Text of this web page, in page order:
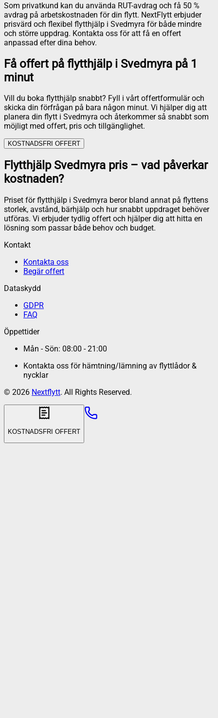
Som privatkund kan du använda RUT-avdrag och få 50 %
avdrag på arbetskostnaden för din flytt. NextFlytt erbjuder
prisvärd och flexibel flytthjälp i Svedmyra för både mindre
och större uppdrag. Kontakta oss för att få en offert
anpassad efter dina behov.
Få offert på flytthjälp i Svedmyra på 1
minut
Vill du boka flytthjälp snabbt? Fyll i vårt offertformulär och
skicka din förfrågan på bara någon minut. Vi hjälper dig att
planera din flytt i Svedmyra och återkommer så snabbt som
möjligt med offert, pris och tillgänglighet.
KOSTNADSFRI OFFERT
Flytthjälp Svedmyra pris – vad påverkar
kostnaden?
Priset för flytthjälp i Svedmyra beror bland annat på flyttens
storlek, avstånd, bärhjälp och hur snabbt uppdraget behöver
utföras. Vi erbjuder tydlig offert och hjälper dig att hitta en
lösning som passar både behov och budget.
Kontakt
Kontakta oss
Begär offert
Dataskydd
GDPR
FAQ
Öppettider
Mån - Sön: 08:00 - 21:00
Kontakta oss för hämtning/lämning av flyttlådor &
nycklar
© 2026 Nextflytt. All Rights Reserved.
KOSTNADSFRI OFFERT